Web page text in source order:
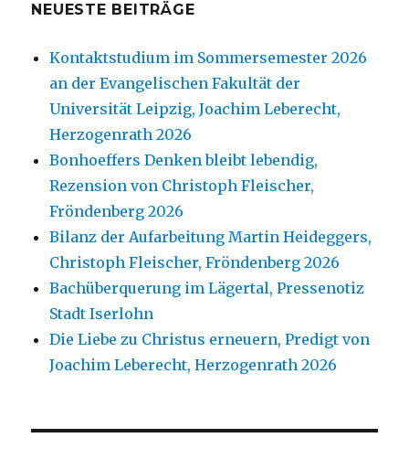
NEUESTE BEITRÄGE
Kontaktstudium im Sommersemester 2026
an der Evangelischen Fakultät der
Universität Leipzig, Joachim Leberecht,
Herzogenrath 2026
Bonhoeffers Denken bleibt lebendig,
Rezension von Christoph Fleischer,
Fröndenberg 2026
Bilanz der Aufarbeitung Martin Heideggers,
Christoph Fleischer, Fröndenberg 2026
Bachüberquerung im Lägertal, Pressenotiz
Stadt Iserlohn
Die Liebe zu Christus erneuern, Predigt von
Joachim Leberecht, Herzogenrath 2026